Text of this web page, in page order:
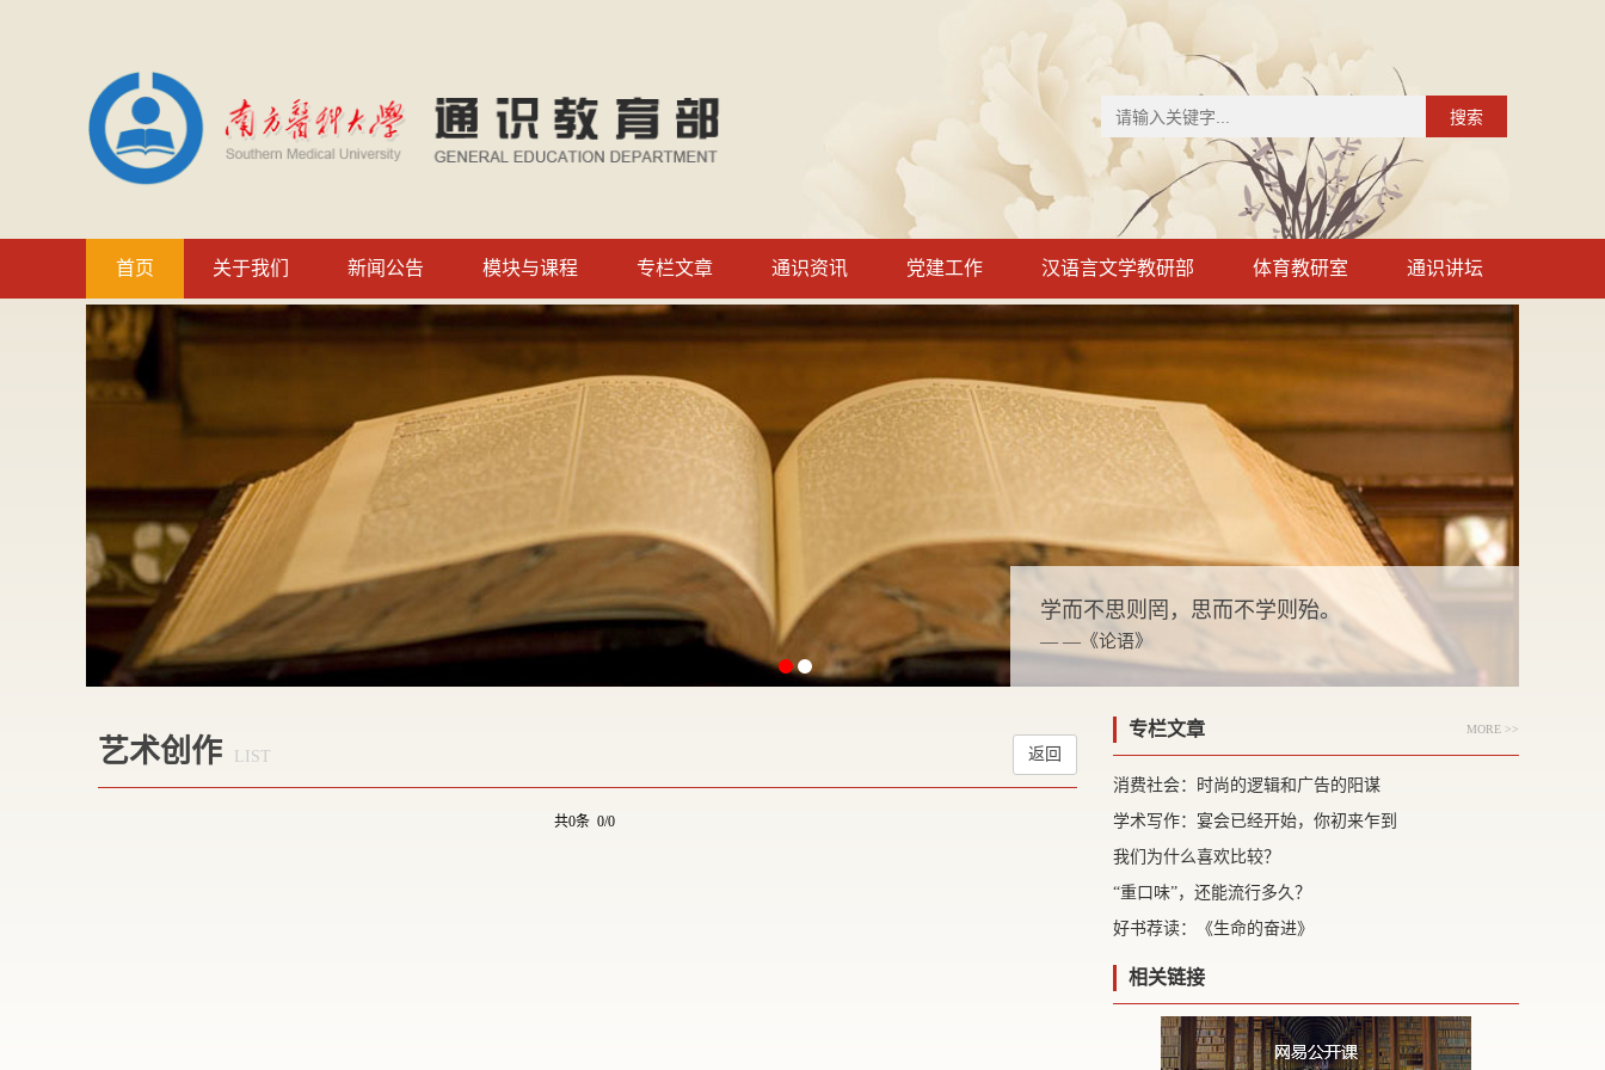
搜索
首页 关于我们 新闻公告 模块与课程 专栏文章 通识资讯 党建工作 汉语言文学教研部 体育教研室 通识讲坛
学而不思则罔，思而不学则殆。
— —《论语》
艺术创作 LIST 返回
共0条 0/0
专栏文章 MORE >>
消费社会：时尚的逻辑和广告的阳谋
学术写作：宴会已经开始，你初来乍到
我们为什么喜欢比较？
“重口味”，还能流行多久？
好书荐读：《生命的奋进》
相关链接